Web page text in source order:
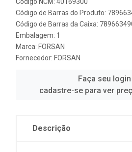
Código de Barras do Produto:
Código de Barras da Caixa:
Embalagem: 1
Marca: FORSAN
Fornecedor: FORSAN
Faça seu
cadastre-se para ver
Descrição